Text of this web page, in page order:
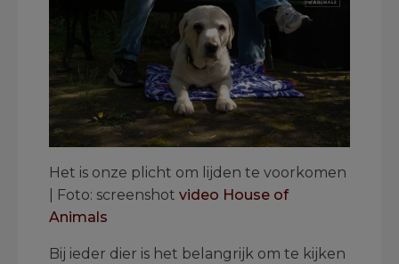
Het is onze plicht om lijden te voorkomen
| Foto: screenshot video House of
Animals
Bij ieder dier is het belangrijk om te kijken